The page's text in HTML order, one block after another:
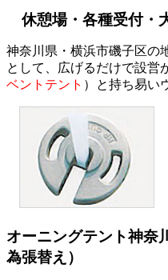
休憩場・各種受付・
神奈川県・横浜市磯子区の
として、広げるだけで設営
ベントテント ）と持ち易い
オーニングテント神奈
為張替え）